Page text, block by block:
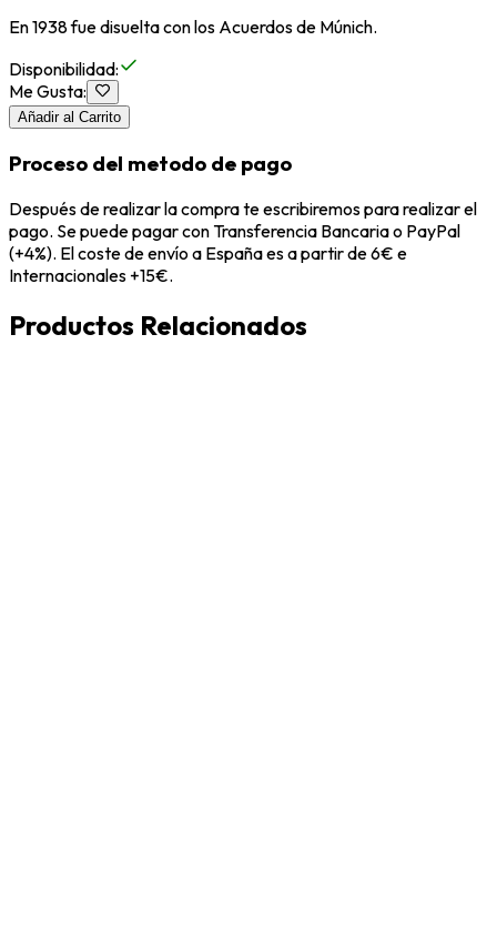
En 1938 fue disuelta con los Acuerdos de Múnich.
Disponibilidad:
Me Gusta:
Añadir al Carrito
Proceso del metodo de pago
Después de realizar la compra te escribiremos para realizar el
pago. Se puede pagar con Transferencia Bancaria o PayPal
(+4%). El coste de envío a España es a partir de 6€ e
Internacionales +15€.
Productos Relacionados